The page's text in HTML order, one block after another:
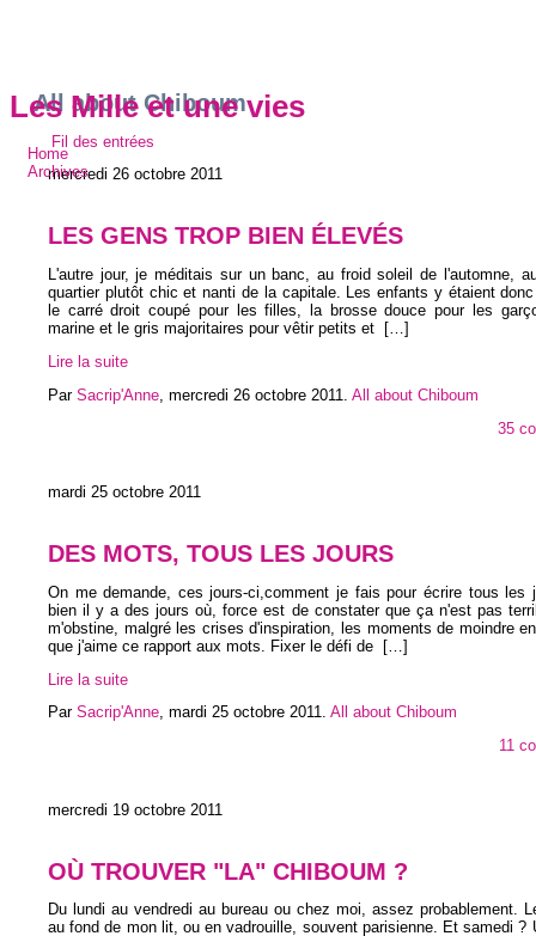
Les Mille et une vies
Home
Archives
All about Chiboum
Fil des entrées
mercredi 26 octobre 2011
LES GENS TROP BIEN ÉLEVÉS
L'autre jour, je méditais sur un banc, au froid soleil de l'automne,
quartier plutôt chic et nanti de la capitale. Les enfants y étaient
le carré droit coupé pour les filles, la brosse douce pour les
marine et le gris majoritaires pour vêtir petits et
[…]
Lire la suite
Par Sacrip'Anne mercredi 26 octobre 2011
All about Chiboum
35
mardi 25 octobre 2011
DES MOTS, TOUS LES JOURS
On me demande, ces jours-ci,comment je fais pour écrire tous les
bien il y a des jours où, force est de constater que ça n'est pas
m'obstine, malgré les crises d'inspiration, les moments de moindre
que j'aime ce rapport aux mots. Fixer le défi de
[…]
Lire la suite
Par Sacrip'Anne, mardi 25 octobre 2011. All about Chiboum
11
mercredi 19 octobre 2011
OÙ TROUVER "LA" CHIBOUM ?
Du lundi au vendredi au bureau ou chez moi, assez probablement.
au fond de mon lit, ou en vadrouille, souvent parisienne. Et samedi ?